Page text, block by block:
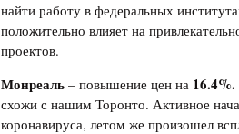
найти работу в федеральных
положительно влияет на
проектов.
Монреаль – повышение цен на 16.4%.
схожи с нашим Торонто. Активное
коронавируса, летом же произошел